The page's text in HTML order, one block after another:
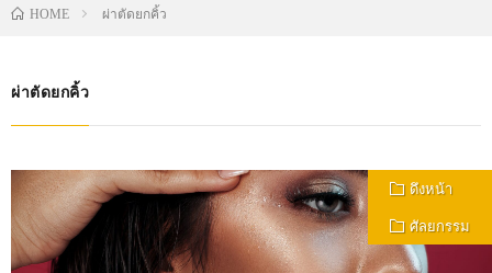
HOME ผ่าตัดยกคิ้ว
ผ่าตัดยกคิ้ว
ดึงหน้า
ศัลยกรรม